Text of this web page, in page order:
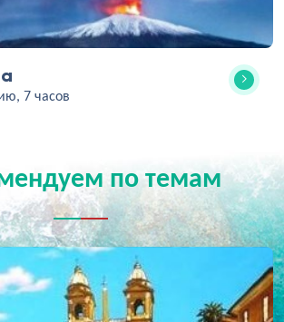
7 часов
по темам